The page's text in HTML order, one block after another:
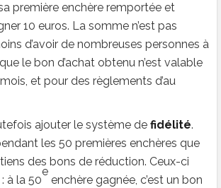
première enchère remportée et
10 euros. La somme n’est pas
d’avoir de nombreuses personnes à
le bon d’achat obtenu n’est valable
et pour des règlements d’au
ajouter le système de fidélité.
les 50 premières enchères que
des bons de réduction. Ceux-ci
à la 50
e
enchère gagnée, c’est un bon